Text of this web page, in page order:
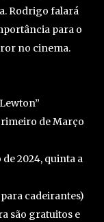
Rodrigo falará
para o
no cinema.
de Março
2024, quinta a
para cadeirantes)
são gratuitos e